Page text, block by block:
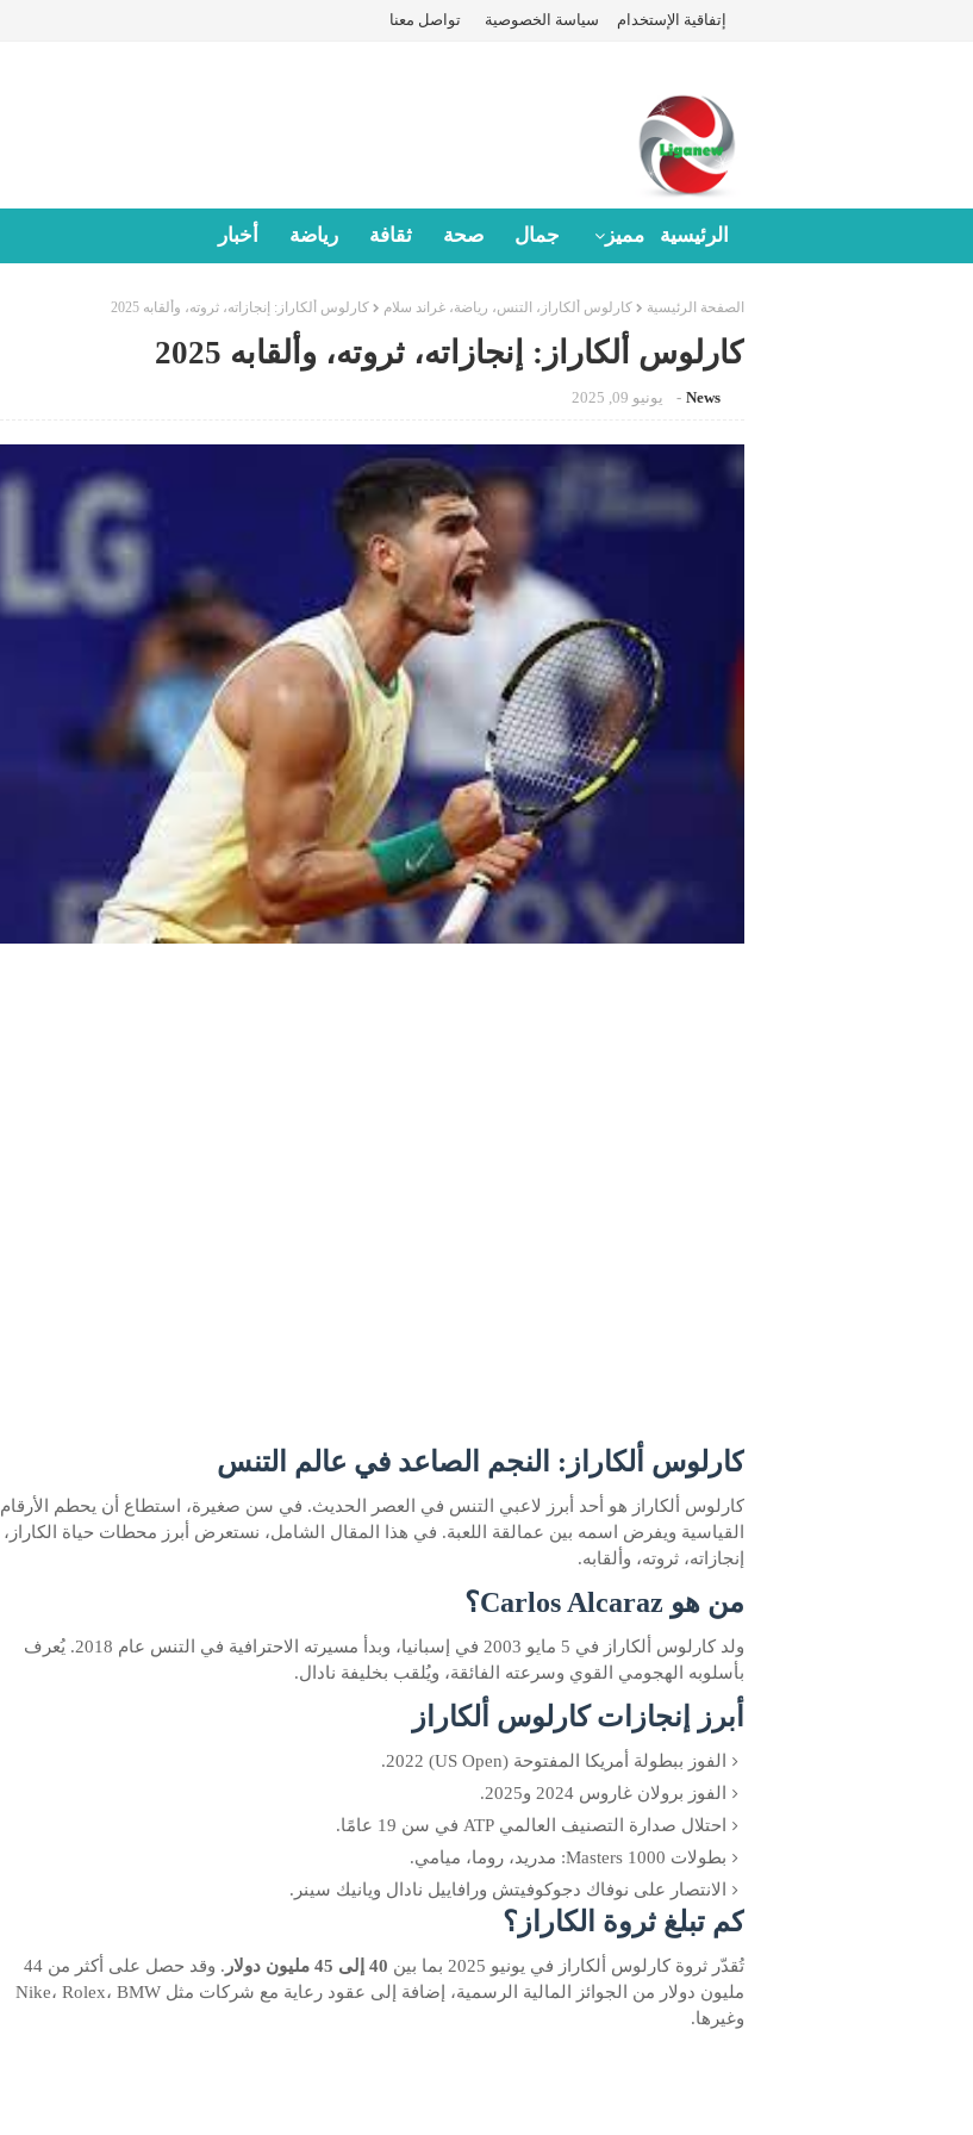
إتفاقية الإستخدام سياسة الخصوصية تواصل معنا
الرئيسية مميز جمال صحة ثقافة رياضة أخبار
الصفحة الرئيسية كارلوس ألكاراز، التنس، رياضة، غراند سلام كارلوس ألكاراز: إنجازاته، ثروته، وألقابه 2025
كارلوس ألكاراز: إنجازاته، ثروته، وألقابه 2025
News يونيو 09, 2025
كارلوس ألكاراز: النجم الصاعد في عالم التنس
كارلوس ألكاراز هو أحد أبرز لاعبي التنس في العصر الحديث. في سن صغيرة، استطاع أن يحطم الأرقام
القياسية ويفرض اسمه بين عمالقة اللعبة. في هذا المقال الشامل، نستعرض أبرز محطات حياة الكاراز،
إنجازاته، ثروته، وألقابه.
من هو Carlos Alcaraz؟
ولد كارلوس ألكاراز في 5 مايو 2003 في إسبانيا، وبدأ مسيرته الاحترافية في التنس عام 2018. يُعرف
بأسلوبه الهجومي القوي وسرعته الفائقة، ويُلقب بخليفة نادال.
أبرز إنجازات كارلوس ألكاراز
الفوز ببطولة أمريكا المفتوحة (US Open) 2022.
الفوز برولان غاروس 2024 و2025.
احتلال صدارة التصنيف العالمي ATP في سن 19 عامًا.
بطولات Masters 1000: مدريد، روما، ميامي.
الانتصار على نوفاك دجوكوفيتش ورافاييل نادال ويانيك سينر.
كم تبلغ ثروة الكاراز؟
تُقدّر ثروة كارلوس ألكاراز في يونيو 2025 بما بين 40 إلى 45 مليون دولار
. وقد حصل على أكثر من 44
مليون دولار من الجوائز المالية الرسمية، إضافة إلى عقود رعاية مع شركات مثل Nike، Rolex، BMW
وغيرها.